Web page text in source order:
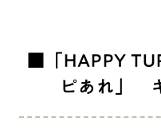
■「HAPPY
ピあれ」